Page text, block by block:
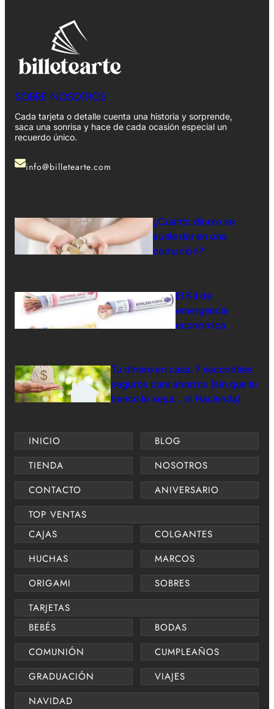
SOBRE NOSOTROS
Cada tarjeta o detalle cuenta una historia y sorprende,
saca una sonrisa y hace de cada ocasión especial un
recuerdo único.
info@billetearte.com
¿Cuánto dinero se
suele dar en una
comunión?
El Kit de
emergencia
económica
Tu dinero en casa: 7 escondites
seguros para ahorros (sin que tu
banco lo sepa… ni Hacienda)
INICIO
BLOG
TIENDA
NOSOTROS
CONTACTO
ANIVERSARIO
TOP VENTAS
CAJAS
COLGANTES
HUCHAS
MARCOS
ORIGAMI
SOBRES
TARJETAS
BEBÉS
BODAS
COMUNIÓN
CUMPLEAÑOS
GRADUACIÓN
VIAJES
NAVIDAD